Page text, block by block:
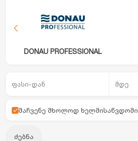
DONAU PROFESSIONAL
მაჩვენე მხოლოდ ხელმისაწვდომი
ძებნა